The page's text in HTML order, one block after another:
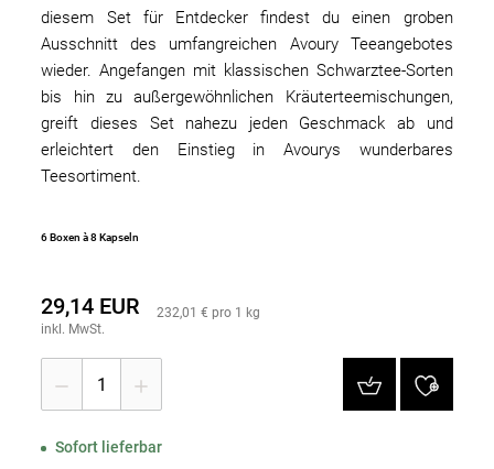
diesem Set für Entdecker findest du einen groben
Ausschnitt des umfangreichen Avoury Teeangebotes
wieder. Angefangen mit klassischen Schwarztee-Sorten
bis hin zu außergewöhnlichen Kräuterteemischungen,
greift dieses Set nahezu jeden Geschmack ab und
erleichtert den Einstieg in Avourys wunderbares
Teesortiment.
6 Boxen à 8 Kapseln
29,14 EUR
inkl. MwSt.
232,01 € pro 1 kg
1
Sofort lieferbar